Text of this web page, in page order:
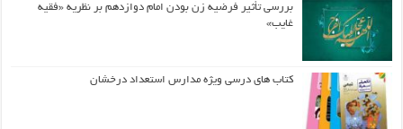
بررسی تأثیر فرضیه زن بودن امام دوازدهم بر نظریه «فقیه
غایب»
کتاب های درسی ویژه مدارس استعداد درخشان